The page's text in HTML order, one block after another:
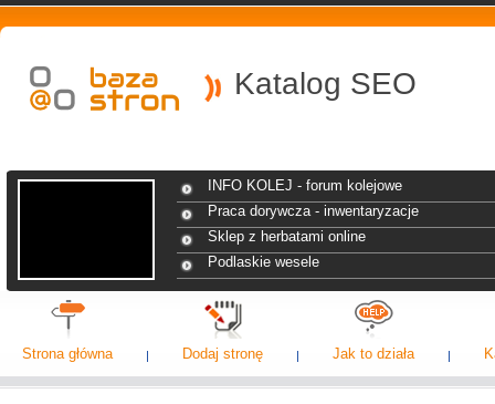
Katalog SEO
INFO KOLEJ - forum kolejowe
Praca dorywcza - inwentaryzacje
Sklep z herbatami online
Podlaskie wesele
Strona główna Dodaj stronę Jak to działa